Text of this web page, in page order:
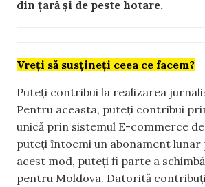
din țară și de peste hotare.
Vreți să susțineți ceea ce facem?
Puteți contribui la realizarea
Pentru aceasta, puteți contribui
unică prin sistemul E-commerce de
puteți întocmi un abonament lunar
acest mod, puteți fi parte a
pentru Moldova. Datorită